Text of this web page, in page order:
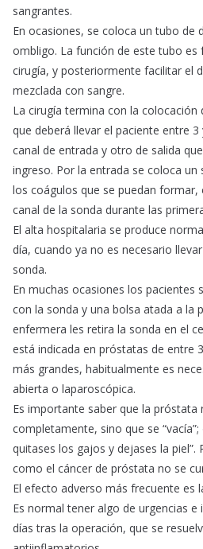
sangrantes.
En ocasiones, se coloca un tubo de
ombligo. La función de este tubo es
cirugía, y posteriormente facilitar el
mezclada con sangre.
La cirugía termina con la colocación
que deberá llevar el paciente entre
canal de entrada y otro de salida
ingreso. Por la entrada se coloca
los coágulos que se puedan
canal de la sonda durante las
El alta hospitalaria se produce
día, cuando ya no es necesario
sonda.
En muchas ocasiones los pacientes
con la sonda y una bolsa atada a la
enfermera les retira la sonda en el
está indicada en próstatas de entre
más grandes, habitualmente es
abierta o laparoscópica.
Es importante saber que la próstata
completamente, sino que se
quitases los gajos y dejases la
como el cáncer de próstata no se
El efecto adverso más frecuente es
Es normal tener algo de urgencias
días tras la operación, que se